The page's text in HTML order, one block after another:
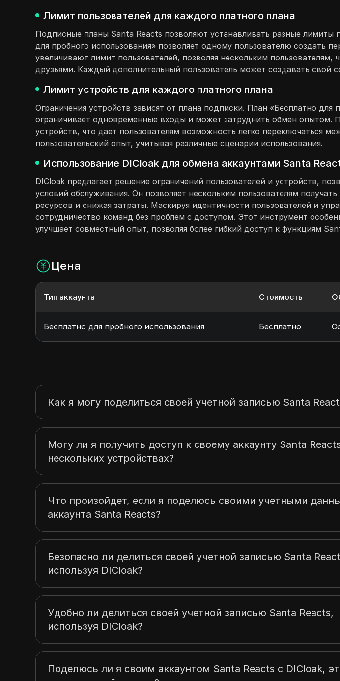
Лимит пользователей для каждого платного плана
Подписные планы Santa Reacts позволяют устанавливать разные лимиты
для пробного использования» позволяет одному пользователю создать
увеличивают лимит пользователей, позволяя нескольким
друзьями. Каждый дополнительный пользователь может создавать свой
Лимит устройств для каждого платного плана
Ограничения устройств зависят от плана подписки. План «Бесплатно
ограничивает одновременные входы и может затруднить обмен опытом.
устройств, что дает пользователям возможность легко переключаться
пользовательский опыт, учитывая различные сценарии использования.
Использование DICloak для обмена аккаунтами Santa
DICloak предлагает решение ограничений пользователей и устройств,
условий обслуживания. Он позволяет нескольким пользователям
ресурсов и снижая затраты. Маскируя идентичности пользователей и
сотрудничество команд без проблем с доступом. Этот инструмент
улучшает совместный опыт, позволяя более гибкий доступ к функциям
Цена
Тип аккаунта Стоимость
Бесплатно для пробного использования Бесплатно
Как я могу поделиться своей учетной записью Santa
Могу ли я получить доступ к своему аккаунту Santa
нескольких устройствах?
Что произойдет, если я поделюсь своими учетными
аккаунта Santa Reacts?
Безопасно ли делиться своей учетной записью Santa
используя DICloak?
Удобно ли делиться своей учетной записью Santa Reacts,
используя DICloak?
Поделюсь ли я своим аккаунтом Santa Reacts с DICloak,